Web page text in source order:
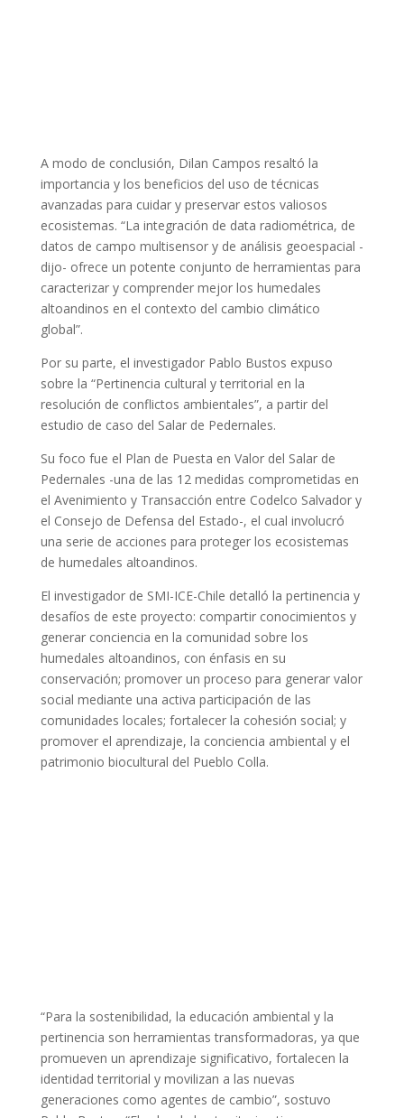
A modo de conclusión, Dilan Campos resaltó la
importancia y los beneficios del uso de técnicas
avanzadas para cuidar y preservar estos valiosos
ecosistemas. “La integración de data radiométrica, de
datos de campo multisensor y de análisis geoespacial -
dijo- ofrece un potente conjunto de herramientas para
caracterizar y comprender mejor los humedales
altoandinos en el contexto del cambio climático
global”.
Por su parte, el investigador Pablo Bustos expuso
sobre la “Pertinencia cultural y territorial en la
resolución de conflictos ambientales”, a partir del
estudio de caso del Salar de Pedernales.
Su foco fue el Plan de Puesta en Valor del Salar de
Pedernales -una de las 12 medidas comprometidas en
el Avenimiento y Transacción entre Codelco Salvador y
el Consejo de Defensa del Estado-, el cual involucró
una serie de acciones para proteger los ecosistemas
de humedales altoandinos.
El investigador de SMI-ICE-Chile detalló la pertinencia y
desafíos de este proyecto: compartir conocimientos y
generar conciencia en la comunidad sobre los
humedales altoandinos, con énfasis en su
conservación; promover un proceso para generar valor
social mediante una activa participación de las
comunidades locales; fortalecer la cohesión social; y
promover el aprendizaje, la conciencia ambiental y el
patrimonio biocultural del Pueblo Colla.
“Para la sostenibilidad, la educación ambiental y la
pertinencia son herramientas transformadoras, ya que
promueven un aprendizaje significativo, fortalecen la
identidad territorial y movilizan a las nuevas
generaciones como agentes de cambio”, sostuvo